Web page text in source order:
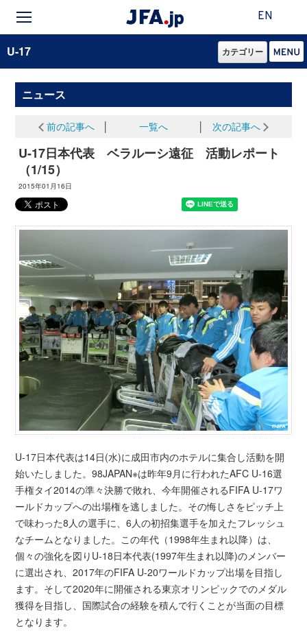
EN
U-17 カテゴリー
ニュース
前の記事へ 一覧へ 次の記事へ
U-17日本代表 ベラルーシ遠征 活動レポート
（1/15）
2015年01月16日
U-17日本代表は14日(水)に成田市内のホテルに集合し活動を開
始いたしました。98JAPAN※は昨年9月に行われたAFC U-16選
手権タイ2014の準々決勝で敗れ、今年開催されるFIFA U-17ワ
ールドカップへの出場権を逃しました。その悔しさをピッチ上
で味わった8人の選手に、6人の初招集選手を加えたフレッシュ
なチームとなりました。この年代（1998年生まれ以降）は、
個々の強化を図りU-18日本代表(1997年生まれ以降)のメンバー
に選出され、2017年のFIFA U-20ワールドカップ出場を目指し
ます。そして2020年に開催される東京オリンピックでのメダル
獲得を目指し、国際試合の経験を積んで行くことが当面の目標
となります。